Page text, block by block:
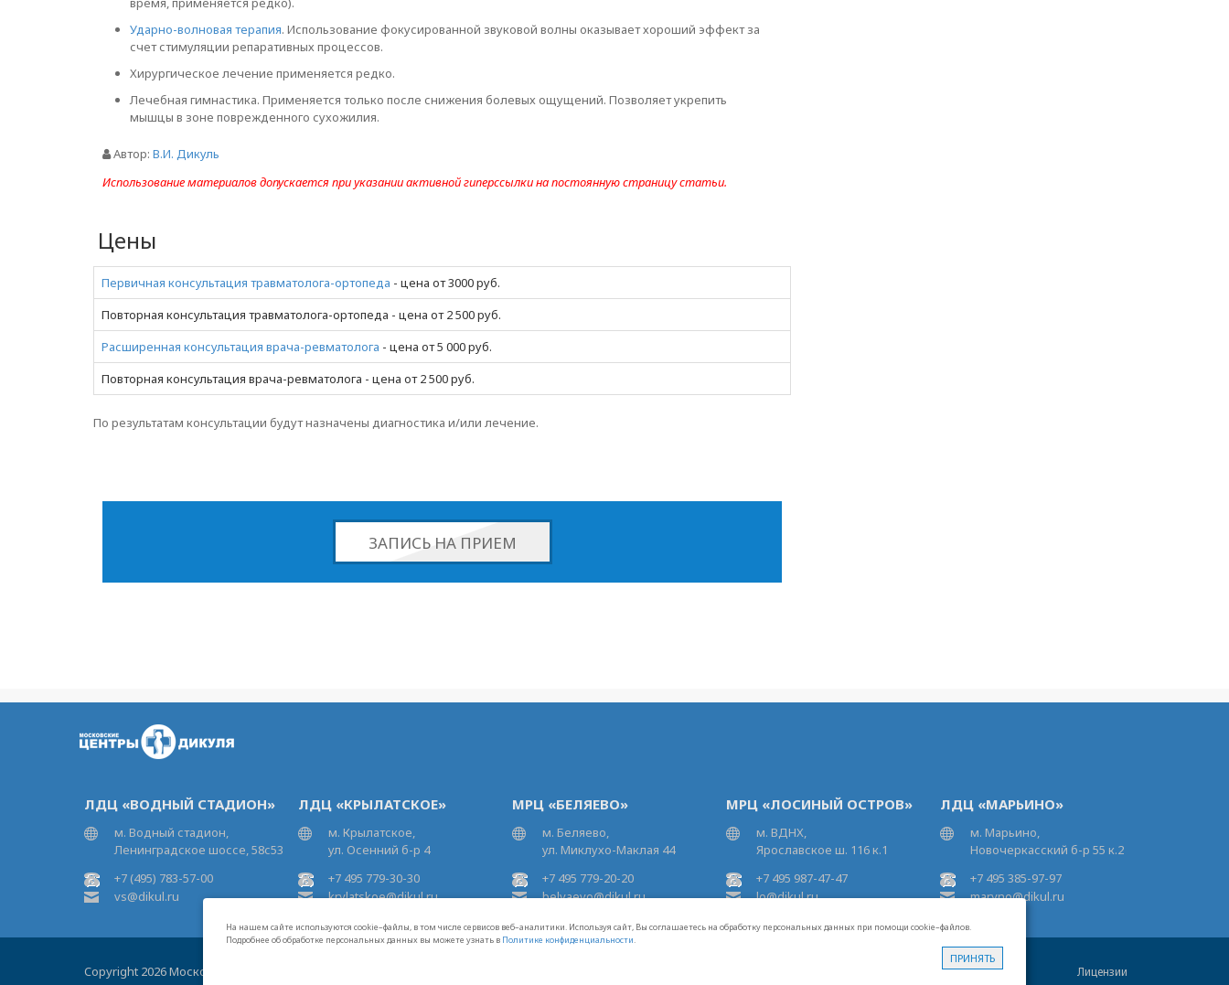
На нашем сайте используются cookie–файлы, в том числе сервисов веб–аналитики. Используя сайт, Вы соглашаетесь на обработку персональных данных при помощи cookie–файлов.
Подробнее об обработке персональных данных вы можете узнать в Политике конфиденциальности.
ПРИНЯТЬ
Ударно-волновая терапия. Использование фокусированной звуковой волны оказывает хороший эффект за
счет стимуляции репаративных процессов.
Хирургическое лечение применяется редко.
Лечебная гимнастика. Применяется только после снижения болевых ощущений. Позволяет укрепить
мышцы в зоне поврежденного сухожилия.
Автор: В.И. Дикуль
Использование материалов допускается при указании активной гиперссылки на постоянную страницу статьи.
Цены
Первичная консультация травматолога-ортопеда - цена от 3000 руб.
Повторная консультация травматолога-ортопеда - цена от 2 500 руб.
Расширенная консультация врача-ревматолога - цена от 5 000 руб.
Повторная консультация врача-ревматолога - цена от 2 500 руб.
По результатам консультации будут назначены диагностика и/или лечение.
ЗАПИСЬ НА ПРИЕМ
ЛДЦ «ВОДНЫЙ СТАДИОН»
м. Водный стадион,
Ленинградское шоссе, 58с53
+7 (495) 783-57-00
vs@dikul.ru
ЛДЦ «КРЫЛАТСКОЕ»
м. Крылатское,
ул. Осенний б-р 4
+7 495 779-30-30
krylatskoe@dikul.ru
МРЦ «БЕЛЯЕВО»
м. Беляево,
ул. Миклухо-Маклая 44
+7 495 779-20-20
belyaevo@dikul.ru
МРЦ «ЛОСИНЫЙ ОСТРОВ»
м. ВДНХ,
Ярославское ш. 116 к.1
+7 495 987-47-47
lo@dikul.ru
ЛДЦ «МАРЬИНО»
м. Марьино,
Новочеркасский б-р 55 к.2
+7 495 385-97-97
maryno@dikul.ru
Copyright 2026 Московские центры В.И.Дикуля® Лицензии
Свидетельство на товарный знак